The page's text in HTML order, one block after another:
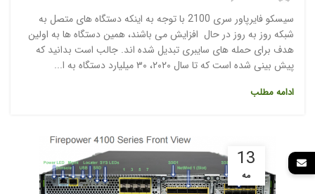
سیسکو فایرپاور سری 2100 با توجه به اینکه دستگاه های متصل به
شبکه روز به روز در حال افزایش می باشند، همین دستگاه ها به اولین
هدف برای حمله های سایبری تبدیل شده اند. جالب است بدانید که
پیش بینی شده است که تا سال ۲۰۲۰، ۳۰ میلیارد دستگاه به ا...
ادامه مطلب
13
مه